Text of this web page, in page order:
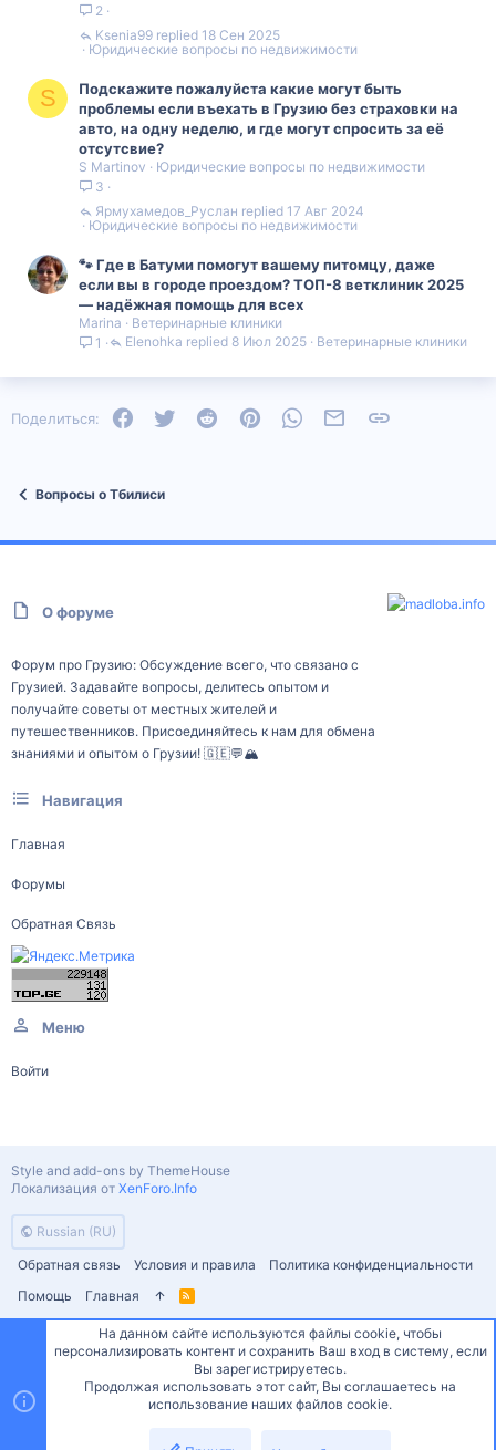
2
Юридические вопросы по недвижимости
18 Сен 2025
Ksenia99
S
Подскажите пожалуйста какие могут быть
проблемы если въехать в Грузию без страховки на
авто, на одну неделю, и где могут спросить за её
отсутсвие?
S Martinov
Юридические вопросы по недвижимости
3
Юридические вопросы по недвижимости
17 Авг 2024
Ярмухамедов_Руслан
🐾 Где в Батуми помогут вашему питомцу, даже
если вы в городе проездом? ТОП-8 ветклиник 2025
— надёжная помощь для всех
Marina
Ветеринарные клиники
1
Ветеринарные клиники
8 Июл 2025
Elenohka
Поделиться: FacebookTwitter Reddit PinterestWhatsAppЭлектронная почта
Вопросы о Тбилиси
О форуме
Форум про Грузию: Обсуждение всего, что связано с
Грузией. Задавайте вопросы, делитесь опытом и
получайте советы от местных жителей и
путешественников. Присоединяйтесь к нам для обмена
знаниями и опытом о Грузии! 🇬🇪💬🏔️
Навигация
Главная
Форумы
Обратная Связь
Меню
Войти
Russian (RU)
Обратная связь
Условия и правила
Политика конфиденциальности
Помощь
Главная
R
S
Style and add-ons by ThemeHouse
Локализация от XenForo.Info
СверхуСнизу
На данном сайте используются файлы cookie, чтобы
персонализировать контент и сохранить Ваш вход в систему, если
Вы зарегистрируетесь.
Продолжая использовать этот сайт, Вы соглашаетесь на
использование наших файлов cookie.